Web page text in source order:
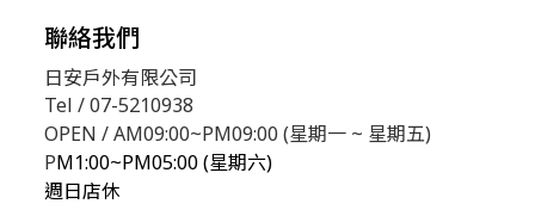
聯絡我們
日安戶外有限公司
Tel / 07-5210938
OPEN / AM09:00~PM09:00 (星期一 ~ 星期五)
PM1:00~PM05:00 (星期六)
週日店休